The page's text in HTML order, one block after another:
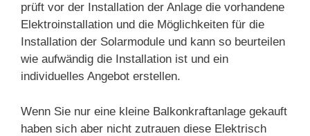
prüft vor der Installation der Anlage die vorhandene
Elektroinstallation und die Möglichkeiten für die
Installation der Solarmodule und kann so beurteilen
wie aufwändig die Installation ist und ein
individuelles Angebot erstellen.
Wenn Sie nur eine kleine Balkonkraftanlage gekauft
haben sich aber nicht zutrauen diese Elektrisch